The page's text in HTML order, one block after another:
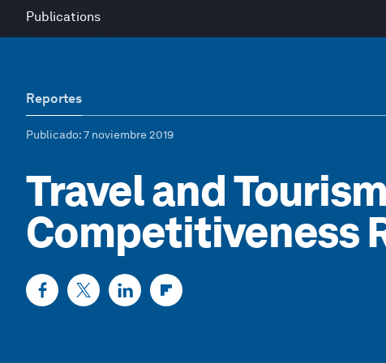
Publications
Reportes
Publicado: 7 noviembre 2019
Travel and Tourism
Competitiveness